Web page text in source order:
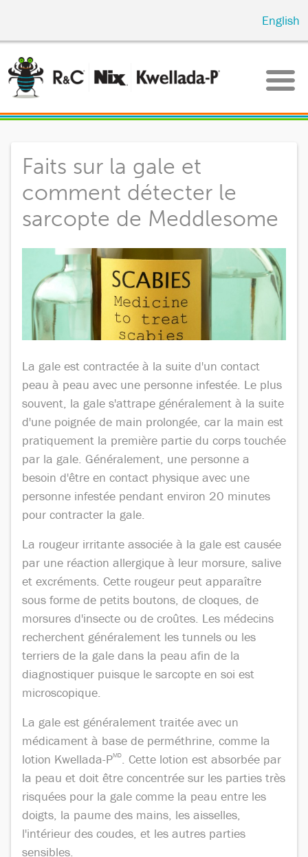
main
content
English
Faits sur la gale et
comment détecter le
sarcopte de Meddlesome
La gale est contractée à la suite d'un contact
peau à peau avec une personne infestée. Le plus
souvent, la gale s'attrape généralement à la suite
d'une poignée de main prolongée, car la main est
pratiquement la première partie du corps touchée
par la gale. Généralement, une personne a
besoin d'être en contact physique avec une
personne infestée pendant environ 20 minutes
pour contracter la gale.
La rougeur irritante associée à la gale est causée
par une réaction allergique à leur morsure, salive
et excréments. Cette rougeur peut apparaître
sous forme de petits boutons, de cloques, de
morsures d'insecte ou de croûtes. Les médecins
recherchent généralement les tunnels ou les
terriers de la gale dans la peau afin de la
diagnostiquer puisque le sarcopte en soi est
microscopique.
La gale est généralement traitée avec un
médicament à base de perméthrine, comme la
lotion Kwellada-PMD. Cette lotion est absorbée par
la peau et doit être concentrée sur les parties très
risquées pour la gale comme la peau entre les
doigts, la paume des mains, les aisselles,
l'intérieur des coudes, et les autres parties
sensibles.